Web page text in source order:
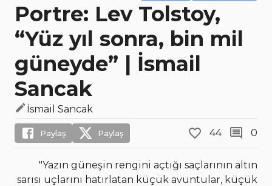
Portre: Lev Tolstoy,
“Yüz yıl sonra, bin mil
güneyde” | İsmail
Sancak
İsmail Sancak
Paylaş Paylaş 44 0
"Yazın güneşin rengini açtığı saçlarının altın
sarısı uçlarını hatırlatan küçük avuntular, küçük